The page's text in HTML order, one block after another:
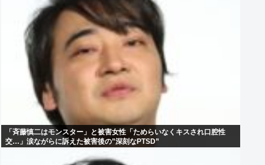
「斉藤慎二はモンスター」と被害女性「ためらいなくキスされ口腔性
交…」涙ながらに訴えた被害後の”深刻なPTSD”